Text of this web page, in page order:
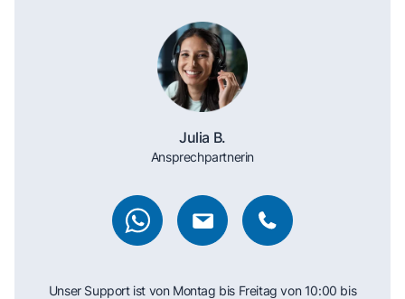
Julia B.
Ansprechpartnerin
Unser Support ist von Montag bis Freitag von 10:00 bis